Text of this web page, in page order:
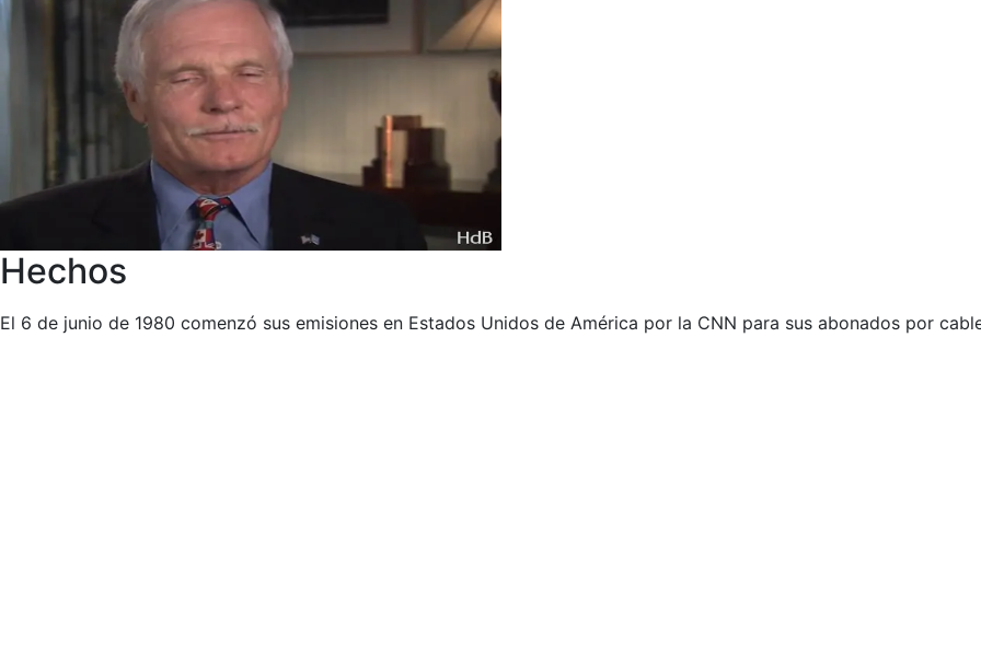
Hechos
El 6 de junio de 1980 comenzó sus emisiones en Estados Unidos de América por la CNN para sus abonados por